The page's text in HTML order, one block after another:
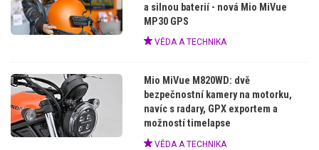
a silnou baterií - nová Mio MiVue
MP30 GPS
VĚDA A TECHNIKA
Mio MiVue M820WD: dvě
bezpečnostní kamery na motorku,
navíc s radary, GPX exportem a
možností timelapse
VĚDA A TECHNIKA